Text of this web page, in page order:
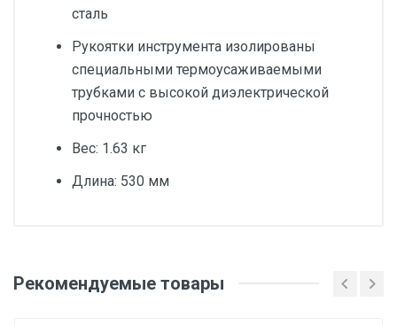
сталь
Рукоятки инструмента изолированы
специальными термоусаживаемыми
трубками с высокой диэлектрической
прочностью
Вес: 1.63 кг
Длина: 530 мм
Сфера применения
Рекомендуемые товары